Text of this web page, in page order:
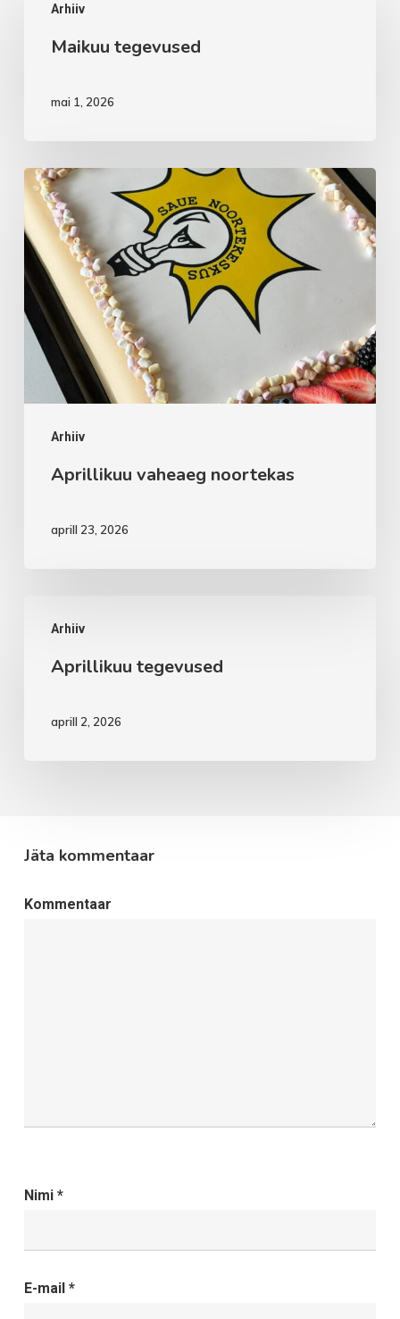
Arhiiv
tegevused
Maikuu tegevused
mai 1, 2026
Arhiiv
Aprillikuu
vaheaeg
noortekas
Aprillikuu vaheaeg noortekas
aprill 23, 2026
Arhiiv
tegevused
Aprillikuu tegevused
aprill 2, 2026
Jäta kommentaar
Kommentaar
Nimi *
E-mail *